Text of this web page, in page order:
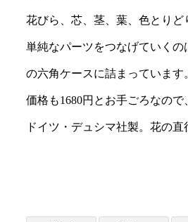
花びら、芯、茎、葉、色とりど
単純なパーツをつなげていく
の六角ケースに詰まっています
価格も1680円とお手ごろなの
ドイツ・デュシマ社製。花の直